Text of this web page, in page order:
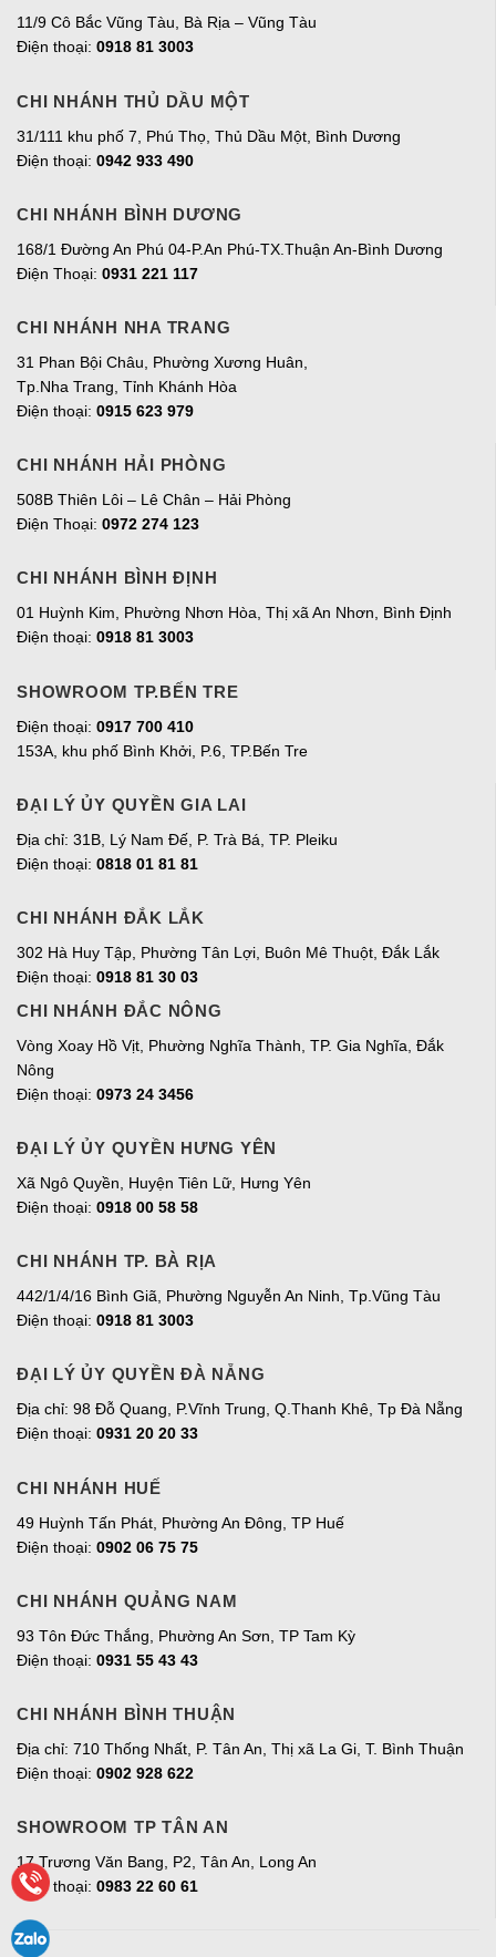
11/9 Cô Bắc Vũng Tàu, Bà Rịa – Vũng Tàu
Điện thoại: 0918 81 3003
CHI NHÁNH THỦ DẦU MỘT
31/111 khu phố 7, Phú Thọ, Thủ Dầu Một, Bình Dương
Điện thoại: 0942 933 490
CHI NHÁNH BÌNH DƯƠNG
168/1 Đường An Phú 04-P.An Phú-TX.Thuận An-Bình Dương
Điện Thoại: 0931 221 117
CHI NHÁNH NHA TRANG
31 Phan Bội Châu, Phường Xương Huân,
Tp.Nha Trang, Tỉnh Khánh Hòa
Điện thoại: 0915 623 979
CHI NHÁNH HẢI PHÒNG
508B Thiên Lôi – Lê Chân – Hải Phòng
Điện Thoại: 0972 274 123
CHI NHÁNH BÌNH ĐỊNH
01 Huỳnh Kim, Phường Nhơn Hòa, Thị xã An Nhơn, Bình Định
Điện thoại: 0918 81 3003
SHOWROOM TP.BẾN TRE
Điện thoại: 0917 700 410
153A, khu phố Bình Khởi, P.6, TP.Bến Tre
ĐẠI LÝ ỦY QUYỀN GIA LAI
Địa chỉ: 31B, Lý Nam Đế, P. Trà Bá, TP. Pleiku
Điện thoại: 0818 01 81 81
CHI NHÁNH ĐẮK LẮK
302 Hà Huy Tập, Phường Tân Lợi, Buôn Mê Thuột, Đắk Lắk
Điện thoại: 0918 81 30 03
CHI NHÁNH ĐẮC NÔNG
Vòng Xoay Hồ Vịt, Phường Nghĩa Thành, TP. Gia Nghĩa, Đắk
Nông
Điện thoại: 0973 24 3456
ĐẠI LÝ ỦY QUYỀN HƯNG YÊN
Xã Ngô Quyền, Huyện Tiên Lữ, Hưng Yên
Điện thoại: 0918 00 58 58
CHI NHÁNH TP. BÀ RỊA
442/1/4/16 Bình Giã, Phường Nguyễn An Ninh, Tp.Vũng Tàu
Điện thoại: 0918 81 3003
ĐẠI LÝ ỦY QUYỀN ĐÀ NẴNG
Địa chỉ: 98 Đỗ Quang, P.Vĩnh Trung, Q.Thanh Khê, Tp Đà Nẵng
Điện thoại: 0931 20 20 33
CHI NHÁNH HUẾ
49 Huỳnh Tấn Phát, Phường An Đông, TP Huế
Điện thoại: 0902 06 75 75
CHI NHÁNH QUẢNG NAM
93 Tôn Đức Thắng, Phường An Sơn, TP Tam Kỳ
Điện thoại: 0931 55 43 43
CHI NHÁNH BÌNH THUẬN
Địa chỉ: 710 Thống Nhất, P. Tân An, Thị xã La Gi, T. Bình Thuận
Điện thoại: 0902 928 622
SHOWROOM TP TÂN AN
17 Trương Văn Bang, P2, Tân An, Long An
Điện thoại: 0983 22 60 61